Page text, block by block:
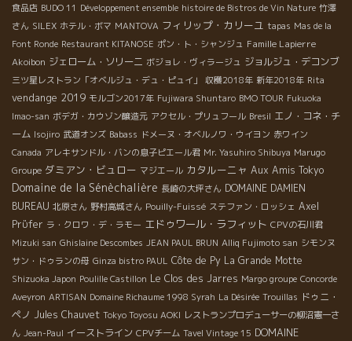
食品店 BUDO 11 Développement ensemble histoire de Bistros de Vin Nature 竹澤
さん SILEX ホテル・ボマ MANTOVA フィリップ・カリーユ tapas Mas de la
Font Ronde Restaurant KITANOSE ポン・ト・シャンジュ Famille Lapierre
Akoibon ジェローム・ソリーニ ボジョレ・ヴィラージュ ジョルジュ・デコンブ
三ツ星レストラン「オベルジュ・デュ・ピュイ」 収穫2018年 新年2018年 Rita
vendange 2019 モルゴン2017年 Fujiwara Shuntaro BMO TOUR Fukuoka
Imao-san ボデガ・カウゾン醸造元 アクセル・プリュフール Bresil エノ・コネ・チ
ーム Isojiro 武道オンズ Babass ドメーヌ・オベルノワ・ウイヨン 赤ワイン
Canada アレキサンドル・バンの息子ピエール君 Mr. Yasuhiro Shibuya Marugo
Groupe ダミアン・ビュロー マジエール カタルーニャ Aux Amis Tokyo
Domaine de la Sénèchalière 長崎の大坪さん DOMAINE DAMIEN
BUREAU 北原さん 野村高城さん Pouilly-Fuissé ステファン・ロッシェ Axel
Prϋfer ラ・クロワ・デ・ラモー エドゥワール・ラフィット CPVの石川君
Mizuki san Ghislaine Descombes JEAN PAUL BRUN Alliq Fujimoto san シモンヌ
サン・ドゥランの母 Ginza bistro PAUL Côte de Py La Grande Motte
Shizuoka Japon Poulille Castillon Le Clos des Jarres Margo groupe Concorde
Aveyron ARTISAN Domaine Richaume 1998 Syrah La Désirée Trouillas ドゥニ・
ペノ Jules Chauvet Tokyo Toyosu AOKI レストランプロデューサーの柳沼憲一さ
ん Jean-Paul イーストライン CPVチーム Tavel Vintage 15 DOMAINE